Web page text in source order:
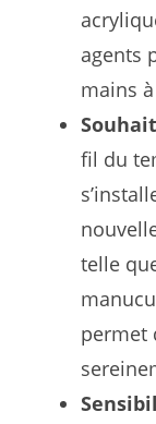
agents
mains
fil du
telle
permet